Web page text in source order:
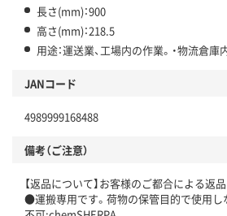
長さ(mm)：900
高さ(mm)：218.5
用途：運送業、工場内の作業。・物流倉庫
JANコード
4989999168488
備考（ご注意）
【返品について】お客様のご都合による返
●運搬専用です。荷物の保管目的で使用